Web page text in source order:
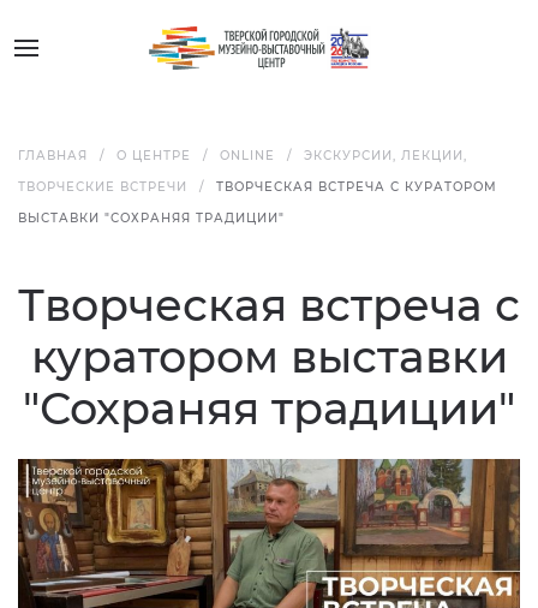
ГЛАВНАЯ О ЦЕНТРЕ ONLINE
ЭКСКУРСИИ, ЛЕКЦИИ,
ТВОРЧЕСКИЕ ВСТРЕЧИ
ТВОРЧЕСКАЯ ВСТРЕЧА С КУРАТОРОМ
ВЫСТАВКИ "СОХРАНЯЯ ТРАДИЦИИ"
Творческая встреча с
куратором выставки
"Сохраняя традиции"